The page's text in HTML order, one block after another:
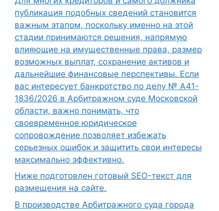
публикация подобных сведений становится
важным этапом, поскольку именно на этой
стадии принимаются решения, напрямую
влияющие на имущественные права, размер
возможных выплат, сохранение активов и
дальнейшие финансовые перспективы. Если
вас интересует банкротство по делу № А41-
1836/2026 в Арбитражном суде Московской
области, важно понимать, что
своевременное юридическое
сопровождение позволяет избежать
серьезных ошибок и защитить свои интересы
максимально эффективно.
Ниже подготовлен готовый SEO-текст для
размещения на сайте.
В производстве Арбитражного суда города